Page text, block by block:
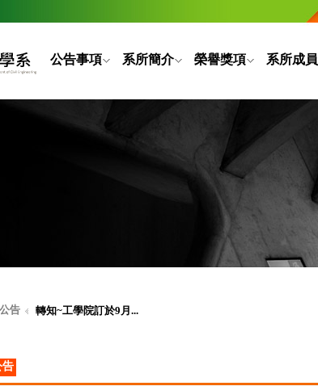
公告事項 系所簡介 榮譽獎項 系所成員